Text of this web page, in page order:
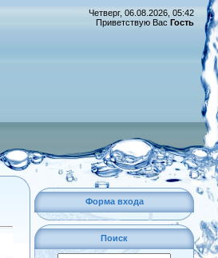
Четверг, 06.08.2026, 05:42
Приветствую Вас Гость
Форма входа
Поиск